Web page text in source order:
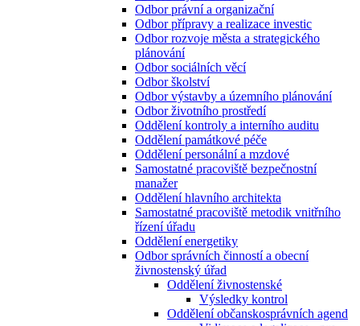
Odbor právní a organizační
Odbor přípravy a realizace investic
Odbor rozvoje města a strategického
plánování
Odbor sociálních věcí
Odbor školství
Odbor výstavby a územního plánování
Odbor životního prostředí
Oddělení kontroly a interního auditu
Oddělení památkové péče
Oddělení personální a mzdové
Samostatné pracoviště bezpečnostní
manažer
Oddělení hlavního architekta
Samostatné pracoviště metodik vnitřního
řízení úřadu
Oddělení energetiky
Odbor správních činností a obecní
živnostenský úřad
Oddělení živnostenské
Výsledky kontrol
Oddělení občanskosprávních agend